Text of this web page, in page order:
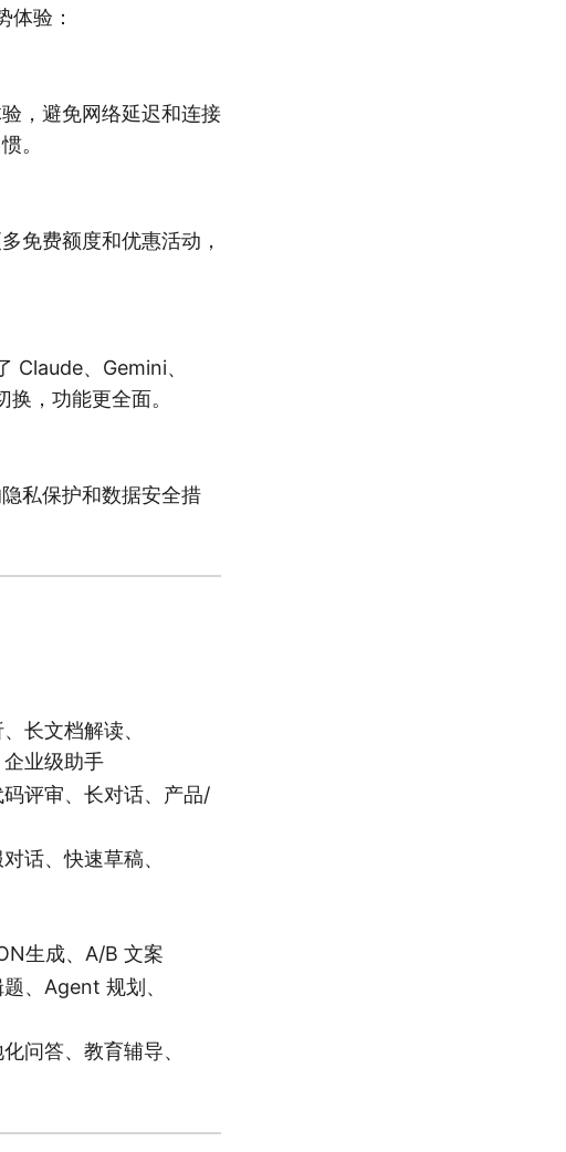
体验：
，避免网络延迟和连接
。
免费额度和优惠活动，
Claude、Gemini、
，功能更全面。
私保护和数据安全措
长文档解读、
业级助手
评审、长对话、产品/
话、快速草稿、
生成、A/B 文案
、Agent 规划、
问答、教育辅导、